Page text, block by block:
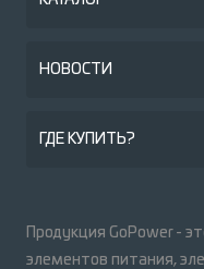
НОВОСТИ
ГДЕ КУПИТЬ?
Продукция GoPower -
элементов питания,